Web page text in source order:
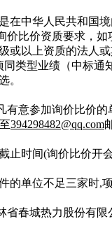
在中华人民共和国
价比价资质要求，
或以上资质的法人
类型业绩（中标通
。
有意参加询价比价的
394298482@qq.com
止时间(询价比价开
的单位不足三家时,
省春城热力股份有限